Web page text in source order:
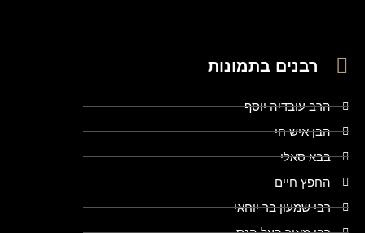
רבנים בתמונות
הרב עובדיה יוסף
הבן איש חי
בבא סאלי
החפץ חיים
רבי שמעון בר יוחאי